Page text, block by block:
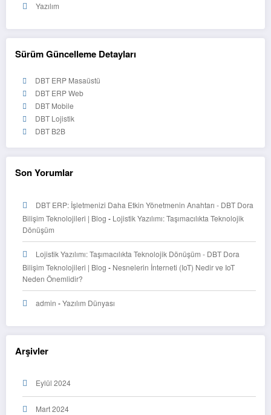
Yazılım
Sürüm Güncelleme Detayları
DBT ERP Masaüstü
DBT ERP Web
DBT Mobile
DBT Lojistik
DBT B2B
Son Yorumlar
DBT ERP: İşletmenizi Daha Etkin Yönetmenin Anahtarı - DBT Dora
Bilişim Teknolojileri | Blog - Lojistik Yazılımı: Taşımacılıkta Teknolojik
Dönüşüm
Lojistik Yazılımı: Taşımacılıkta Teknolojik Dönüşüm - DBT Dora
Bilişim Teknolojileri | Blog - Nesnelerin İnterneti (IoT) Nedir ve IoT
Neden Önemlidir?
admin -Yazılım Dünyası
Arşivler
Eylül 2024
Mart 2024